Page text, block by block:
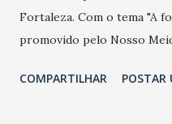
Fortaleza. Com o tema "A
promovido pelo Nosso
e lideranças do Mercado
COMPARTILHAR POSTAR